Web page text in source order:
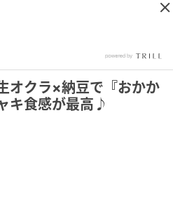
オクラ×納豆で『おかか
キ食感が最高♪